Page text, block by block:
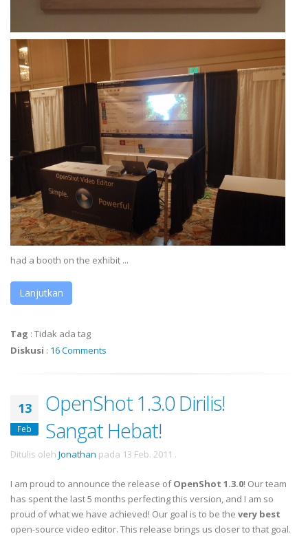
had a booth on the exhibit ...
Lanjutkan
Tag : Tidak ada tag
Diskusi : 16 Comments
13
Feb
OpenShot 1.3.0 Dirilis!
Sangat Hebat!
Ditulis oleh Jonathan pada 13 Feb. 2011 .
I am proud to announce the release ofOpenShot 1.3.0! Our team
has spent the last 5 months perfecting this version, and I am so
proud of what we have achieved! Our goal is to be the very best
open-source video editor. This release brings us closer to that goal.